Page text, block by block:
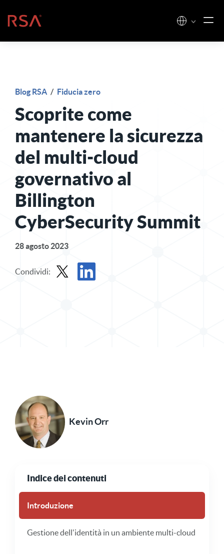
Casa
Blog RSA / Fiducia zero
Scoprite come
mantenere la sicurezza
del multi-cloud
governativo al
Billington
CyberSecurity Summit
28 agosto 2023
Condividi:
Kevin Orr
Indice dei contenuti
Introduzione
Gestione dell'identità in un ambiente multi-cloud